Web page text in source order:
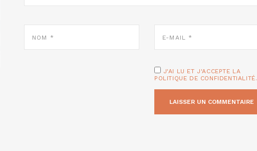
NOM
E-
MAIL
J'AI LU ET J'ACCEPTE LA
POLITIQUE DE CONFIDENTIALITÉ.